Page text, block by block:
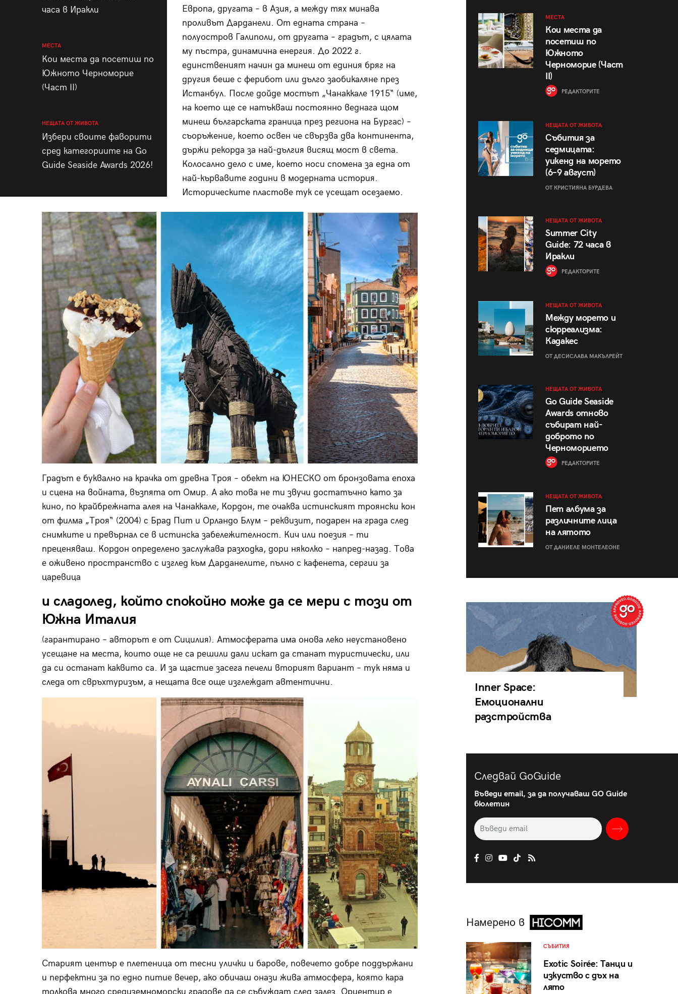
часа в Иракли
МЕСТА
Кои места да посетиш по
Южното Черноморие
(Част II)
НЕЩАТА ОТ ЖИВОТА
Избери своите фаворити
сред категориите на Go
Guide Seaside Awards 2026!
Европа, другата – в Азия, а между тях минава
проливът Дарданели. От едната страна –
полуостров Галиполи, от другата – градът, с цялата
му пъстра, динамична енергия. До 2022 г.
единственият начин да минеш от единия бряг на
другия беше с ферибот или дълго заобикаляне през
Истанбул. После дойде мостът „Чанаккале 1915“ (име,
на което ще се натъкваш постоянно веднага щом
минеш българската граница през региона на Бургас) –
съоръжение, което освен че свързва два континента,
държи рекорда за най-дългия висящ мост в света.
Колосално дело с име, което носи спомена за една от
най-кървавите години в модерната история.
Историческите пластове тук се усещат осезаемо.
Градът е буквално на крачка от древна Троя – обект на ЮНЕСКО от бронзовата епоха
и сцена на войната, възпята от Омир. А ако това не ти звучи достатъчно като за
кино, по крайбрежната алея на Чанаккале, Кордон, те очаква истинският троянски кон
от филма „Троя“ (2004) с Брад Пит и Орландо Блум – реквизит, подарен на града след
снимките и превърнал се в истинска забележителност. Кич или поезия – ти
преценяваш. Кордон определено заслужава разходка, дори няколко – напред-назад. Това
е оживено пространство с изглед към Дарданелите, пълно с кафенета, сергии за
царевица
и сладолед, който спокойно може да се мери с този от
Южна Италия
(гарантирано – авторът е от Сицилия). Атмосферата има онова леко неустановено
усещане на места, които още не са решили дали искат да станат туристически, или
да си останат каквито са. И за щастие засега печели вторият вариант – тук няма и
следа от свръхтуризъм, а нещата все още изглеждат автентични.
Старият център е плетеница от тесни улички и барове, повечето добре поддържани
и перфектни за по едно питие вечер, ако обичаш онази жива атмосфера, която кара
толкова много средиземноморски градове да се събуждат след залез. Ориентир е
МЕСТА
Кои места да
посетиш по
Южното
Черноморие (Част
II)
РЕДАКТОРИТЕ
НЕЩАТА ОТ ЖИВОТА
Събития за
седмицата:
уикенд на морето
(6–9 август)
ОТ КРИСТИЯНА БУРДЕВА
НЕЩАТА ОТ ЖИВОТА
Summer City
Guide: 72 часа в
Иракли
РЕДАКТОРИТЕ
НЕЩАТА ОТ ЖИВОТА
Между морето и
сюрреализма:
Кадакес
ОТ ДЕСИСЛАВА МАКЪЛРЕЙТ
НЕЩАТА ОТ ЖИВОТА
Go Guide Seaside
Awards отново
събират най-
доброто по
Черноморието
РЕДАКТОРИТЕ
НЕЩАТА ОТ ЖИВОТА
Пет албума за
различните лица
на лятото
ОТ ДАНИЕЛЕ МОНТЕЛЕОНЕ
Inner Space:
Емоционални
разстройства
Следвай GoGuide
Въведи email, за да получаваш GO Guide
бюлетин
Намерено в
СЪБИТИЯ
Exotic Soirée: Танци и
изкуство с дъх на
лято